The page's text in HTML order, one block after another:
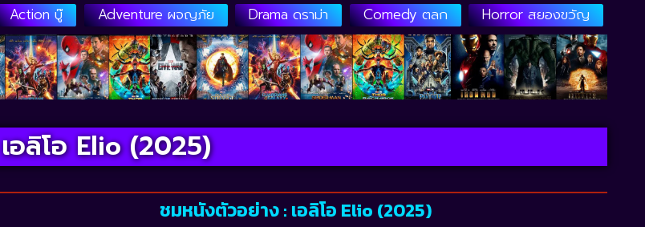
Action บู๊ Adventure ผจญภัย Drama ดราม่า Comedy ตลก Horror สยองขวัญ
เอลิโอ Elio (2025)
ชมหนังตัวอย่าง : เอลิโอ Elio (2025)